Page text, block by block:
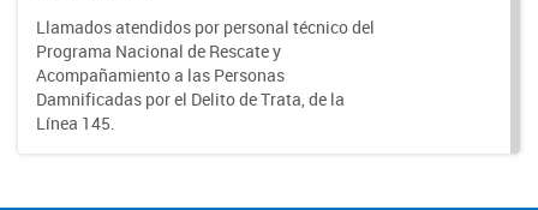
Llamados atendidos por personal técnico del
Programa Nacional de Rescate y
Acompañamiento a las Personas
Damnificadas por el Delito de Trata, de la
Línea 145.